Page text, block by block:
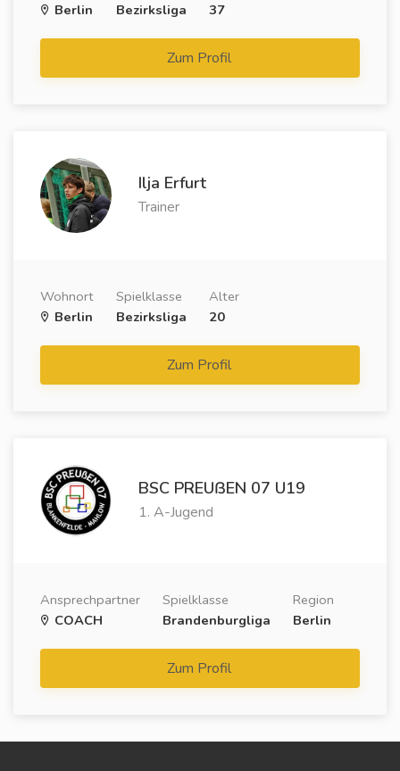
Berlin
Bezirksliga
37
Zum Profil
Ilja Erfurt
Trainer
Wohnort
Berlin
Spielklasse
Bezirksliga
Alter
20
Zum Profil
BSC PREUẞEN 07 U19
1. A-Jugend
Ansprechpartner
COACH
Spielklasse
Brandenburgliga
Region
Berlin
Zum Profil